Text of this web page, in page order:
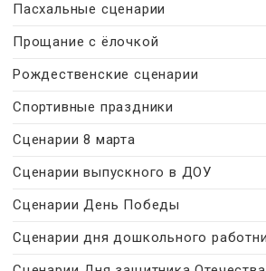
Пасхальные сценарии
Прощание с ёлочкой
Рождественские сценарии
Спортивные праздники
Сценарии 8 марта
Сценарии выпускного в ДОУ
Сценарии День Победы
Сценарии дня дошкольного